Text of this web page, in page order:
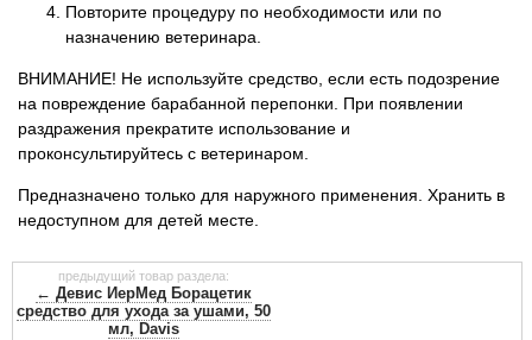
Повторите процедуру по необходимости или по
назначению ветеринара.
ВНИМАНИЕ! Не используйте средство, если есть подозрение
на повреждение барабанной перепонки. При появлении
раздражения прекратите использование и
проконсультируйтесь с ветеринаром.
Предназначено только для наружного применения. Хранить в
недоступном для детей месте.
предыдущий товар раздела:
← Девис ИерМед Борацетик
средство для ухода за ушами, 50
мл, Davis